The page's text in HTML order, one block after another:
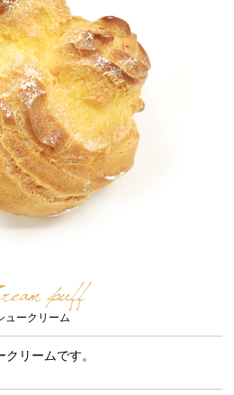
puff
ュークリーム
リームです。